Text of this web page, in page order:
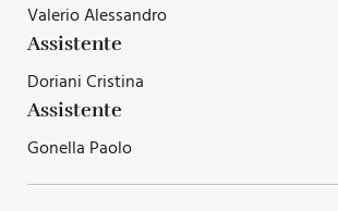
Valerio Alessandro
Assistente
Doriani Cristina
Assistente
Gonella Paolo